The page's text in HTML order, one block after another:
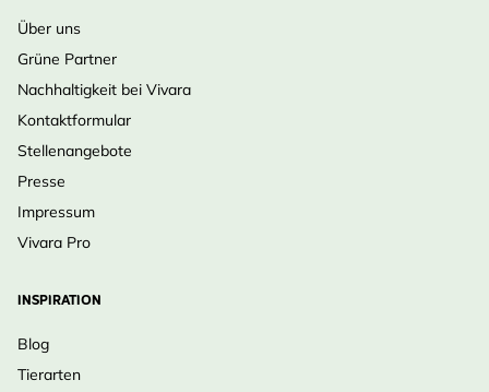
Über uns
Grüne Partner
Nachhaltigkeit bei Vivara
Kontaktformular
Stellenangebote
Presse
Impressum
Vivara Pro
INSPIRATION
Blog
Tierarten